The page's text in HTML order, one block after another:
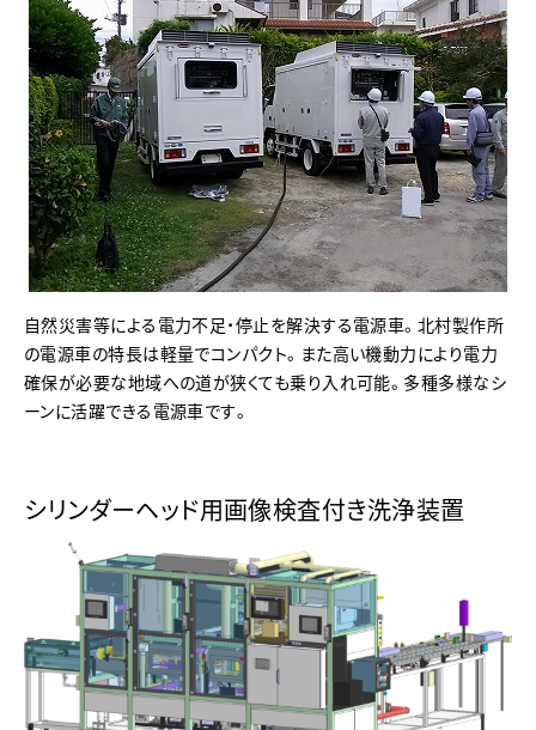
自然災害等による電力不足・停止を解決する電源車。北村製作所
の電源車の特長は軽量でコンパクト。また高い機動力により電力
確保が必要な地域への道が狭くても乗り入れ可能。多種多様なシ
ーンに活躍できる電源車です。
シリンダーヘッド用画像検査付き洗浄装置